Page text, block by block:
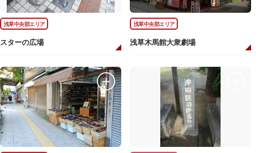
浅草中央部エリア
スターの広場
浅草中央部エリア
浅草木馬館大衆劇場